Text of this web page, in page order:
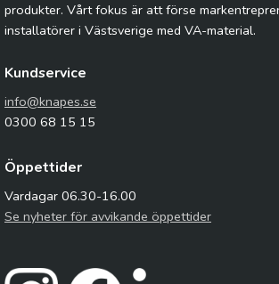
produkter. Vårt fokus är att förse
installatörer i Västsverige med VA-material.
Kundservice
info@knapes.se
0300 68 15 15
Öppettider
Vardagar 06.30-16.00
Se nyheter för avvikande öppettider